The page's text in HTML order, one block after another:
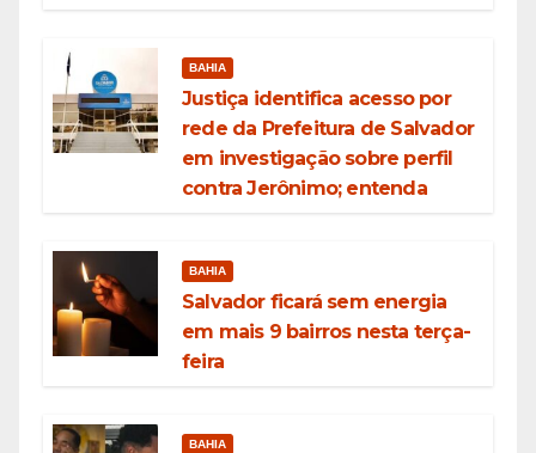
BAHIA
Justiça identifica acesso por
rede da Prefeitura de Salvador
em investigação sobre perfil
contra Jerônimo; entenda
BAHIA
Salvador ficará sem energia
em mais 9 bairros nesta terça-
feira
BAHIA